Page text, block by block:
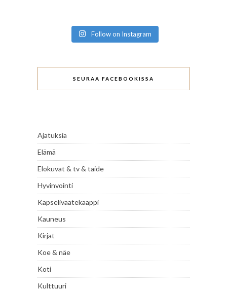
Follow on Instagram
SEURAA FACEBOOKISSA
Ajatuksia
Elämä
Elokuvat & tv & taide
Hyvinvointi
Kapselivaatekaappi
Kauneus
Kirjat
Koe & näe
Koti
Kulttuuri